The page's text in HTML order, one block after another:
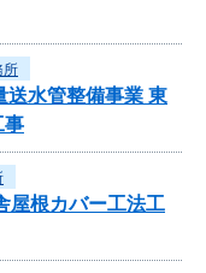
所
送水管整備事業 東
事
屋根カバー工法工